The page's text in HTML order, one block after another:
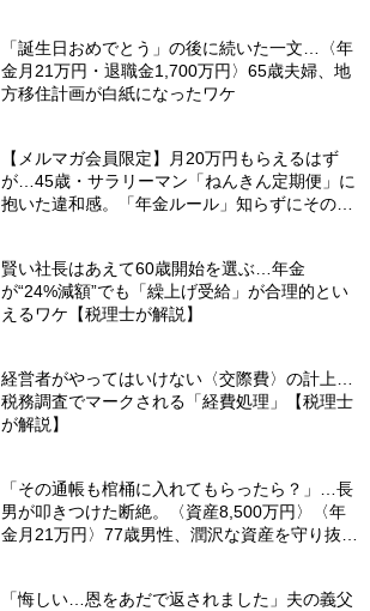
「誕生日おめでとう」の後に続いた一文…〈年
金月21万円・退職金1,700万円〉65歳夫婦、地
方移住計画が白紙になったワケ
【メルマガ会員限定】月20万円もらえるはず
が…45歳・サラリーマン「ねんきん定期便」に
抱いた違和感。「年金ルール」知らずにそのま
賢い社長はあえて60歳開始を選ぶ…年金
が“24%減額”でも「繰上げ受給」が合理的とい
えるワケ【税理士が解説】
経営者がやってはいけない〈交際費〉の計上…
税務調査でマークされる「経費処理」【税理士
が解説】
「その通帳も棺桶に入れてもらったら？」…長
男が叩きつけた断絶。〈資産8,500万円〉〈年
金月21万円〉77歳男性、潤沢な資産を守り抜い
「悔しい…恩をあだで返されました」夫の義父